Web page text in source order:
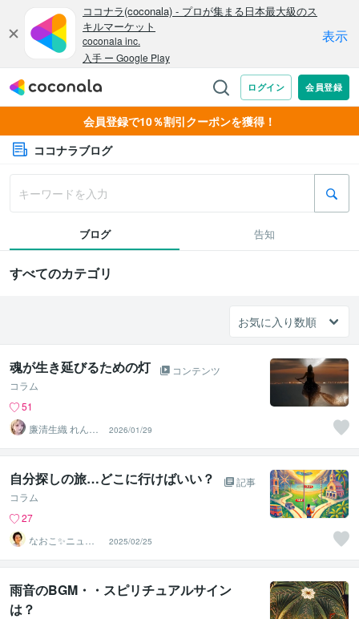
会員登録で10％割引クーポンを獲得！
ココナラブログ
ブログ 告知
すべてのカテゴリ
魂が生き延びるための灯
コンテンツ
コラム
51
廉清生織 れんせ
い さき
2026/01/29
自分探しの旅…どこに行けばいい？
記事
コラム
27
なおこ✨ニュー
ジーランドNo1
鑑定士✨
2025/02/25
雨音のBGM・・スピリチュアルサイン
は？